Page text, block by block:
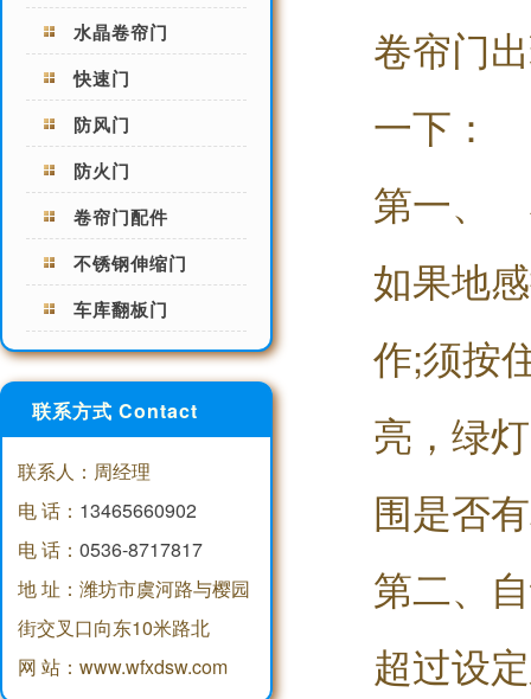
水晶卷帘门
快速门
防风门
防火门
卷帘门配件
不锈钢伸缩门
车库翻板门
联系方式 Contact
联系人：周经理
电 话： 13465660902
电 话： 0536-8717817
地 址：潍坊市虞河路与樱园
街交叉口向东10米路北
网 站：www.wfxdsw.com
卷帘门
一下：
第一、
如果地
作;须按
亮，绿
围是否
第二、
超过设